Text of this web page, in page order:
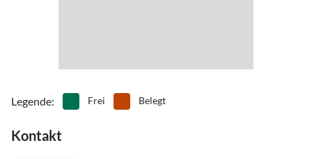
Legende: Frei Belegt
Kontakt